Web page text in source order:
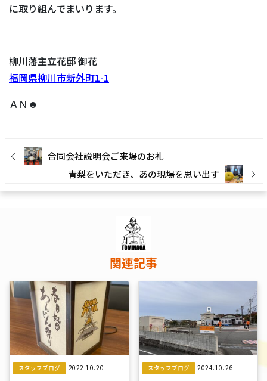
に取り組んでまいります。
柳川藩主立花邸 御花
福岡県柳川市新外町1-1
ＡＮ☻
合同会社説明会ご来場のお礼
青梨をいただき、あの現場を思い出す
関連記事
スタッフブログ 2022.10.20 スタッフブログ 2024.10.26